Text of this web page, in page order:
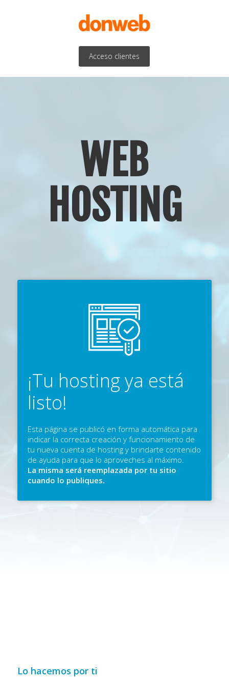
Acceso clientes
WEB
HOSTING
¡Tu hosting ya está
listo!
Esta página se publicó en forma automática para
indicar la correcta creación y funcionamiento de
tu nueva cuenta de hosting y brindarte contenido
de ayuda para que lo aproveches al máximo.
La misma será reemplazada por tu sitio
cuando lo publiques.
Lo hacemos por ti